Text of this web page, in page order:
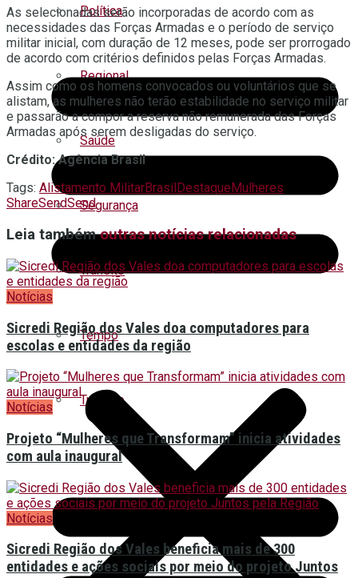
Política
Regional
Saúde
Segurança
Trânsito
Tempo
Turismo
As selecionadas serão incorporadas de acordo com as
necessidades das Forças Armadas e o período de serviço
militar inicial, com duração de 12 meses, pode ser prorrogado
de acordo com critérios definidos pelas Forças Armadas.
Assim como os homens convocados ou voluntários que se
alistam, as mulheres não terão estabilidade no serviço militar
e passarão a compor a reserva não remunerada das Forças
Armadas após serem desligadas do serviço.
Crédito: Agência Brasil
Tags: Alistamento MilitarBrasil Destaque Mulheres
ShareSendSend
Leia tambémoutras notícias relacionadas
Notícias
Sicredi Região dos Vales doa computadores para
escolas e entidades da região
Notícias
Projeto “Mulheres que Transformam” inicia atividades
com aula inaugural
Notícias
Sicredi Região dos Vales beneficia mais de 300
entidades e ações sociais por meio do projeto Juntos